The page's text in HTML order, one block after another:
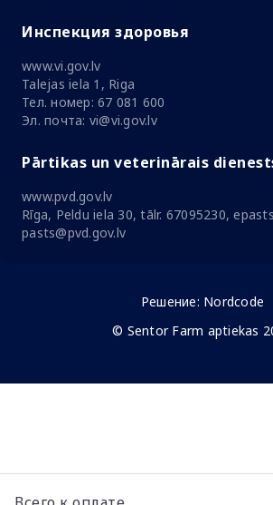
Инспекция здоровья
www.vi.gov.lv
Talejas iela 1, Riga
Тел. номер: 67 081 600
Эл. почта: vi@vi.gov.lv
Pārtikas un veterinārais
www.pvd.gov.lv
Rīga, Peldu iela 30, tālr. 67095230, epasts
pasts@pvd.gov.lv
Решение: Nordcode
© Sentor Farm aptiekas